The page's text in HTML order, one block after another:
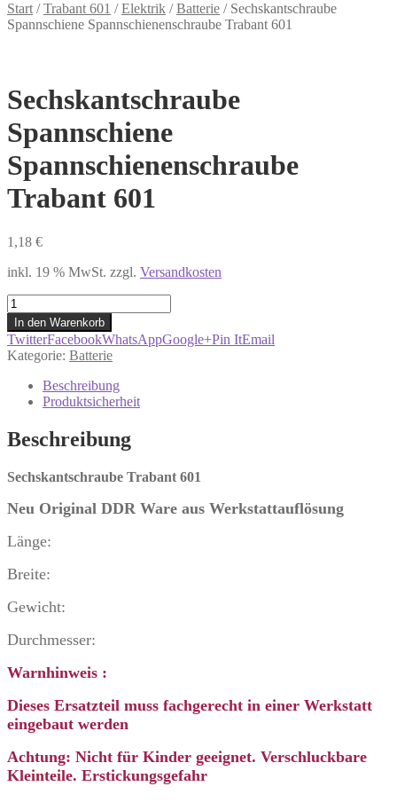
Start /Trabant 601 /Elektrik /Batterie / Sechskantschraube
Spannschiene Spannschienenschraube Trabant 601
Sechskantschraube
Spannschiene
Spannschienenschraube
Trabant 601
1,18 €
inkl. 19 % MwSt. zzgl. Versandkosten
Sechskantschraube
Spannschiene
Spannschienenschraube
Trabant
601
Menge
In den Warenkorb
TwitterFacebookWhatsAppGoogle+Pin ItEmail
Kategorie: Batterie
Beschreibung
Produktsicherheit
Beschreibung
Sechskantschraube Trabant 601
Neu Original DDR Ware aus Werkstattauflösung
Länge:
Breite:
Gewicht:
Durchmesser:
Warnhinweis :
Dieses Ersatzteil muss fachgerecht in einer Werkstatt
eingebaut werden
Achtung: Nicht für Kinder geeignet. Verschluckbare
Kleinteile. Erstickungsgefahr